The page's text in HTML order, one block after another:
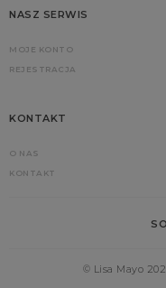
NASZ SERWIS
MOJE KONTO
REJESTRACJA
KONTAKT
O NAS
KONTAKT
© Lisa Mayo